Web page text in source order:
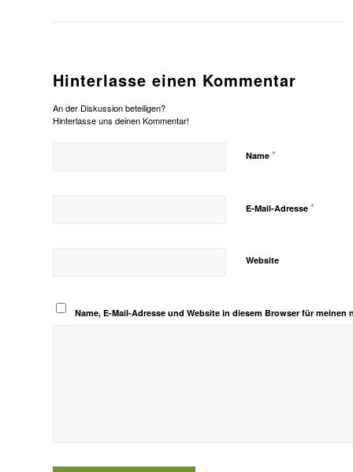
Hinterlasse einen Kommentar
An der Diskussion beteiligen?
Hinterlasse uns deinen Kommentar!
Name *
E-Mail-Adresse *
Website
Name, E-Mail-Adresse und Website in diesem Browser für meinen